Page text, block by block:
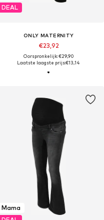
DEAL
ONLY MATERNITY
€23,92
Oorspronkelijk: €29,90
Laatste laagste prijs:€13,14
Mama